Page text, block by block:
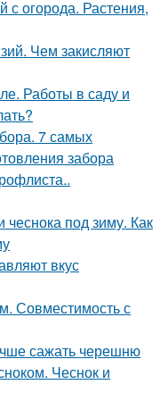
с огорода. Растения,
Чем закисляют
Работы в саду и
7 самых
забора
под зиму. Как
вкус
Совместимость с
сажать черешню
Чеснок и